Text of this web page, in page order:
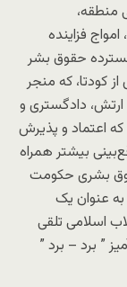
منطقه،
فزاینده
حقوق بشر
کودتا، که منجر
ارتش، دادگستری و
اعتماد و پذیرش
بیشتر همراه
بشری حکومت
به عنوان یک
اسلامی تلقی
” برد – برد ”